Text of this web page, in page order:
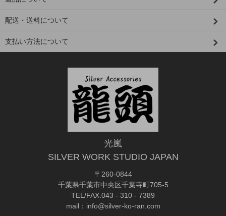
配送・送料について
支払い方法について
光嵐
SILVER WORK STUDIO JAPAN
〒260-0844
千葉県千葉市中央区千葉寺町705-5
TEL/FAX.043 - 310 - 7389
mail：info@silver-ko-ran.com